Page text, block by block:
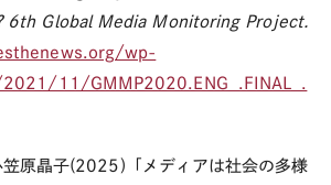
6th Global Media Monitoring Project.
wp-
11/GMMP2020.ENG_.FINAL_.
原晶子(2025) 「メディアは社会の多様